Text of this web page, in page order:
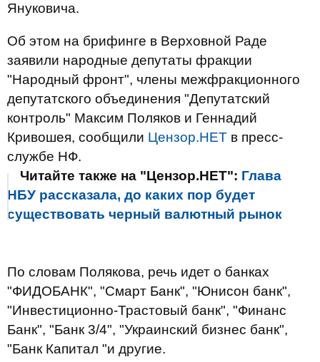
Януковича.
Об этом на брифинге в Верховной Раде
заявили народные депутаты фракции
"Народный фронт", члены межфракционного
депутатского объединения "Депутатский
контроль" Максим Поляков и Геннадий
Кривошея, сообщили Цензор.НЕТ в пресс-
службе НФ.
Читайте также на "Цензор.НЕТ": Глава
НБУ рассказала, до каких пор будет
существовать черный валютный рынок
По словам Полякова, речь идет о банках
"ФИДОБАНК", "Смарт Банк", "Юнисон банк",
"Инвестиционно-Трастовый банк", "Финанс
Банк", "Банк 3/4", "Украинский бизнес банк",
"Банк Капитал "и другие.